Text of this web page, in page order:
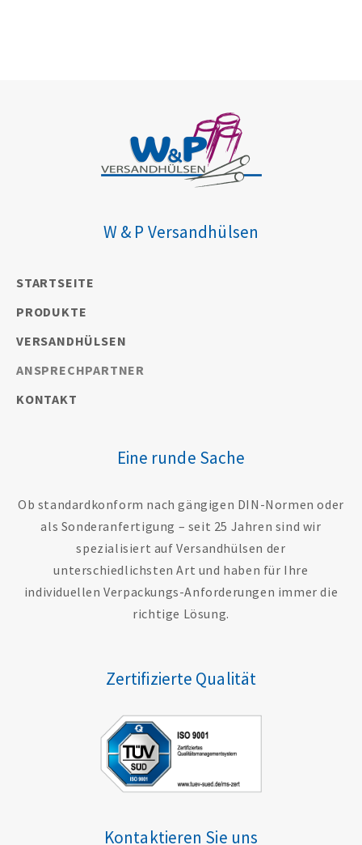
W & P Versandhülsen
STARTSEITE
PRODUKTE
VERSANDHÜLSEN
ANSPRECHPARTNER
KONTAKT
Eine runde Sache
Ob standardkonform nach gängigen DIN-Normen oder
als Sonderanfertigung – seit 25 Jahren sind wir
spezialisiert auf Versandhülsen der
unterschiedlichsten Art und haben für Ihre
individuellen Verpackungs-Anforderungen immer die
richtige Lösung.
Zertifizierte Qualität
Kontaktieren Sie uns